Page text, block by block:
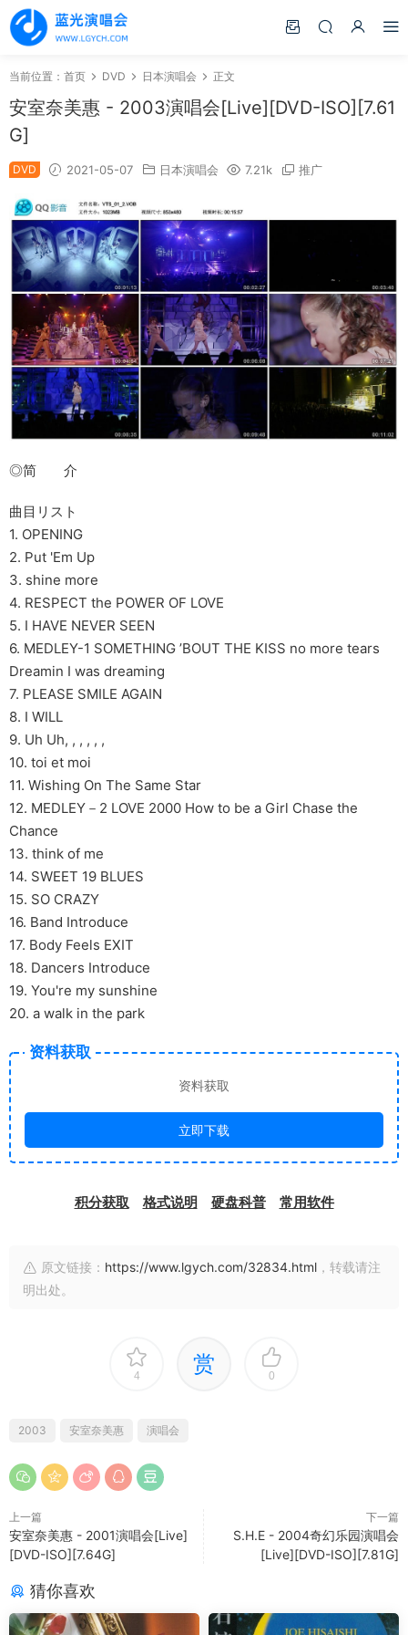
当前位置： 首页 DVD 日本演唱会 正文
安室奈美惠 - 2003演唱会[Live][DVD-ISO][7.61
G]
DVD 2021-05-07 日本演唱会 7.21k 推广
◎简 介
曲目リスト
1. OPENING
2. Put 'Em Up
3. shine more
4. RESPECT the POWER OF LOVE
5. I HAVE NEVER SEEN
6. MEDLEY-1 SOMETHING ’BOUT THE KISS no more tears
Dreamin I was dreaming
7. PLEASE SMILE AGAIN
8. I WILL
9. Uh Uh, , , , , ,
10. toi et moi
11. Wishing On The Same Star
12. MEDLEY－2 LOVE 2000 How to be a Girl Chase the
Chance
13. think of me
14. SWEET 19 BLUES
15. SO CRAZY
16. Band Introduce
17. Body Feels EXIT
18. Dancers Introduce
19. You're my sunshine
20. a walk in the park
资料获取
资料获取
立即下载
积分获取 格式说明 硬盘科普 常用软件
原文链接： https://www.lgych.com/32834.html ，转载请注
明出处。
4 赏 0
2003 安室奈美惠 演唱会
上一篇
安室奈美惠 - 2001演唱会[Live]
[DVD-ISO][7.64G]
下一篇
S.H.E - 2004奇幻乐园演唱会
[Live][DVD-ISO][7.81G]
猜你喜欢